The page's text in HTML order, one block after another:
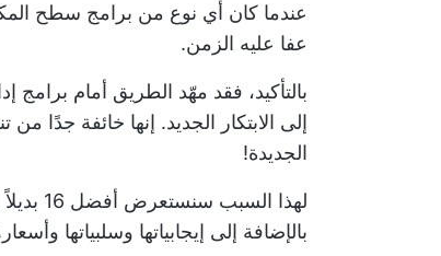
عندما كان أي نوع من برامج سطح
عفا عليه الزمن.
بالتأكيد، فقد مهّد الطريق أمام برامج
إلى الابتكار الجديد. إنها خائفة جدًا من
الجديدة!
بالإضافة إلى إيجابياتها وسلبياتها